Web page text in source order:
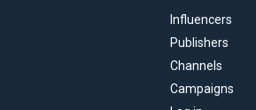
Influencers
Publishers
Channels
Campaigns